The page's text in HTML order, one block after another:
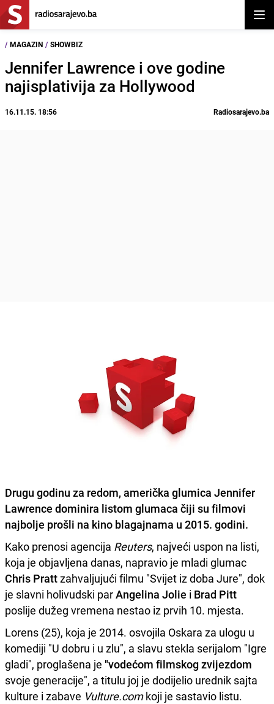
/ MAGAZIN / SHOWBIZ
Jennifer Lawrence i ove godine
najisplativija za Hollywood
16.11.15. 18:56 Radiosarajevo.ba
Drugu godinu za redom, američka glumica Jennifer
Lawrence dominira listom glumaca čiji su filmovi
najbolje prošli na kino blagajnama u 2015. godini.
Kako prenosi agencija Reuters, najveći uspon na listi,
koja je objavljena danas, napravio je mladi glumac
Chris Prattzahvaljujući filmu "Svijet iz doba Jure", dok
je slavni holivudski parAngelina Jolie i Brad Pitt
poslije dužeg vremena nestao iz prvih 10. mjesta.
Lorens (25), koja je 2014. osvojila Oskara za ulogu u
komediji "U dobru i u zlu", a slavu stekla serijalom "Igre
gladi", proglašena je "vodećom filmskog zvijezdom
svoje generacije", a titulu joj je dodijelio urednik sajta
kulture i zabave Vulture.comkoji je sastavio listu.